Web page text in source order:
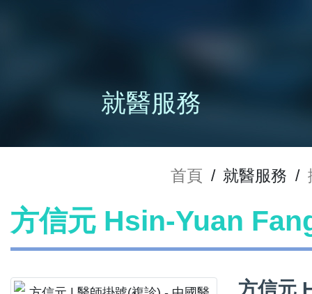
就醫服務
首頁 / 就醫服務 /
方信元 Hsin-Yuan
方信元